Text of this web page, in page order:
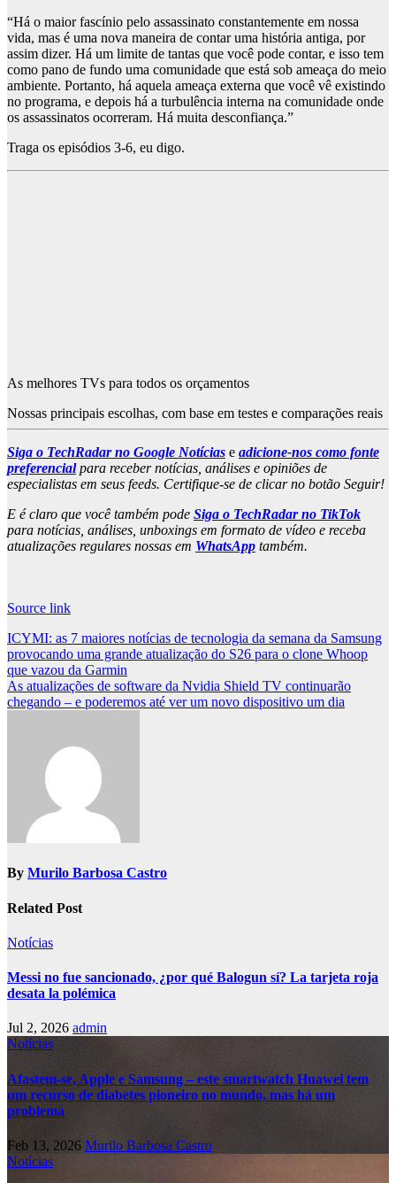
“Há o maior fascínio pelo assassinato constantemente em nossa
vida, mas é uma nova maneira de contar uma história antiga, por
assim dizer. Há um limite de tantas que você pode contar, e isso tem
como pano de fundo uma comunidade que está sob ameaça do meio
ambiente. Portanto, há aquela ameaça externa que você vê existindo
no programa, e depois há a turbulência interna na comunidade onde
os assassinatos ocorreram. Há muita desconfiança.”
Traga os episódios 3-6, eu digo.
As melhores TVs para todos os orçamentos
Nossas principais escolhas, com base em testes e comparações reais
Siga o TechRadar no Google Notícias e adicione-nos como fonte
preferencialpara receber notícias, análises e opiniões de
especialistas em seus feeds. Certifique-se de clicar no botão Seguir!
E é claro que você também pode Siga o TechRadar no TikTok
para notícias, análises, unboxings em formato de vídeo e receba
atualizações regulares nossas em WhatsApp também.
Source link
Post
navigation
ICYMI: as 7 maiores notícias de tecnologia da semana da Samsung
provocando uma grande atualização do S26 para o clone Whoop
que vazou da Garmin
As atualizações de software da Nvidia Shield TV continuarão
chegando – e poderemos até ver um novo dispositivo um dia
By Murilo Barbosa Castro
Related Post
Notícias
Messi no fue sancionado, ¿por qué Balogun sí? La tarjeta roja
desata la polémica
Jul 2, 2026 admin
Notícias
Afastem-se, Apple e Samsung – este smartwatch Huawei tem
um recurso de diabetes pioneiro no mundo, mas há um
problema
Feb 13, 2026 Murilo Barbosa Castro
Notícias